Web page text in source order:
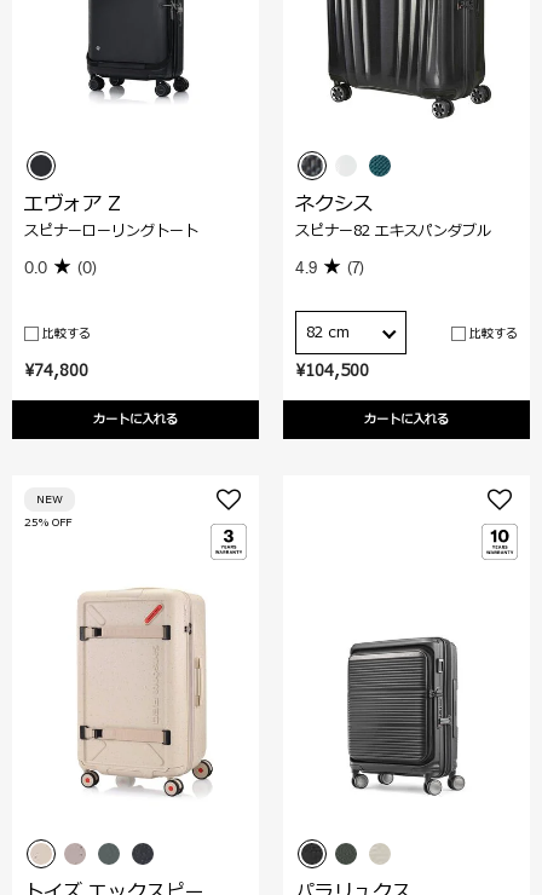
¥74,800
カートに入れる
エヴォア Z
スピナーローリングトート
0.0 (0)
比較する
¥104,500
カートに入れる
ネクシス
スピナー82 エキスパンダブル
4.9 (7)
82 cm 比較する
25% OFF
NEW